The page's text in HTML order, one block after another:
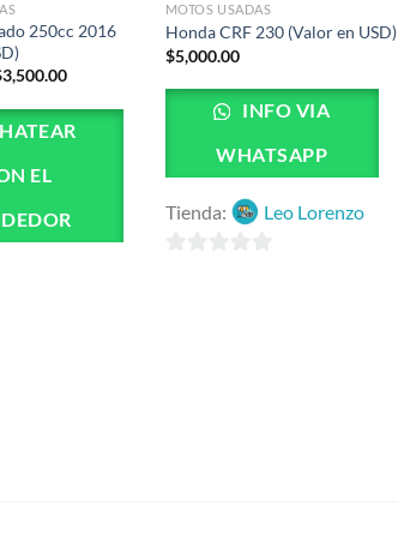
250cc 2016
precio
3,500.00El
actual
es:
$3,500.00.
EL
MOTOS USADAS
Honda CRF 230 (Valor en USD)
$5,000.00
INFO VIA
WHATSAPP
Tienda: Leo Lorenzo